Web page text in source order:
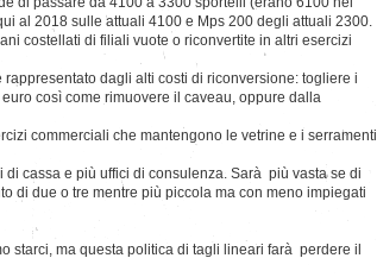
al 2018 sulle attuali 4100 e Mps 200 degli attuali 2300.
costellati di filiali vuote o riconvertite in altri esercizi
dagli alti costi di riconversione: togliere i
così come rimuovere il caveau, oppure dalla
commerciali che mantengono le vetrine e i serramenti
cassa e più uffici di consulenza. Sarà più vasta se di
di due o tre mentre più piccola ma con meno impiegati
starci, ma questa politica di tagli lineari farà perdere il